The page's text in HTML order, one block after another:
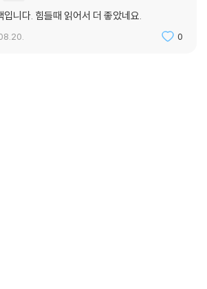
니다. 힘들때 읽어서 더 좋았네요.
0